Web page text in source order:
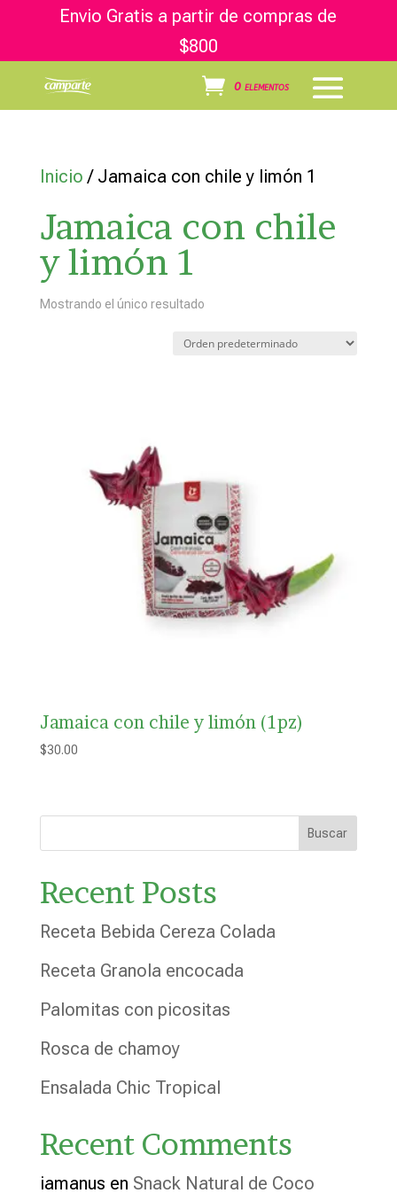
Envio Gratis a partir de compras de
$800
0 elementos
Inicio / Jamaica con chile y limón 1
Jamaica con chile
y limón 1
Mostrando el único resultado
Jamaica con chile y limón (1pz)
$30.00
Buscar
Recent Posts
Receta Bebida Cereza Colada
Receta Granola encocada
Palomitas con picositas
Rosca de chamoy
Ensalada Chic Tropical
Recent Comments
iamanus en Snack Natural de Coco